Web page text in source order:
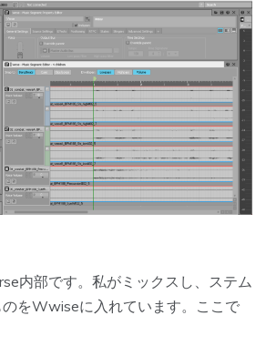
内部です。私がミックスし、ステム
をWwiseに入れています。ここで